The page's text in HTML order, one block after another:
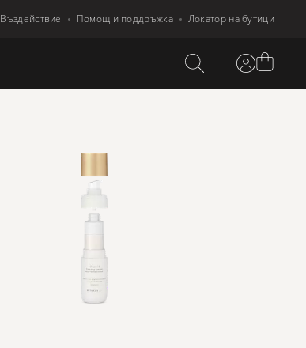
Въздействие Помощ и поддръжка Локатор на бутици